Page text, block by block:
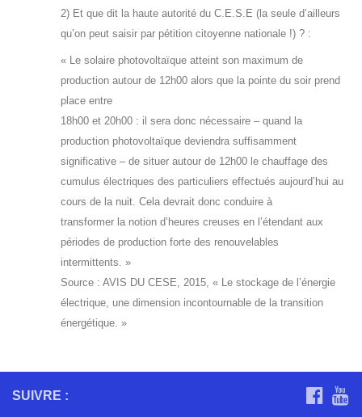
2) Et que dit la haute autorité du C.E.S.E (la seule d’ailleurs
qu’on peut saisir par pétition citoyenne nationale !) ? :
« Le solaire photovoltaïque atteint son maximum de
production autour de 12h00 alors que la pointe du soir prend
place entre
18h00 et 20h00 : il sera donc nécessaire – quand la
production photovoltaïque deviendra suffisamment
significative – de situer autour de 12h00 le chauffage des
cumulus électriques des particuliers effectués aujourd’hui au
cours de la nuit. Cela devrait donc conduire à
transformer la notion d’heures creuses en l’étendant aux
périodes de production forte des renouvelables
intermittents. »
Source : AVIS DU CESE, 2015, « Le stockage de l’énergie
électrique, une dimension incontournable de la transition
énergétique. »
SUIVRE :